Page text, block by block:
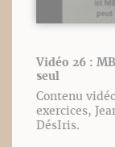
Vidéo 26 :
seul
Contenu
exercices,
DésIris.